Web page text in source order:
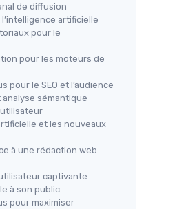
de diffusion
artificielle
pour le
pour les moteurs de
pour le SEO et l’audience
sémantique
et les nouveaux
à une rédaction web
captivante
à son public
pour maximiser